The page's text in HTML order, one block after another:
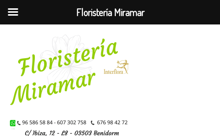
contenido
Floristería Miramar